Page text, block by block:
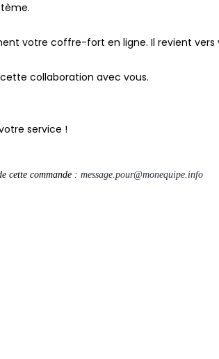
votre coffre-fort en ligne. Il revient vers
collaboration avec vous.
service !
cette commande : message.pour@monequipe.info